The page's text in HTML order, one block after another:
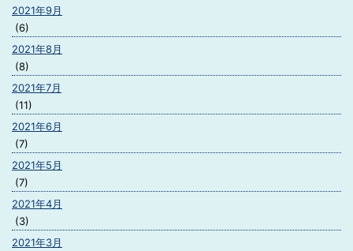
2021年9月
(6)
2021年8月
(8)
2021年7月
(11)
2021年6月
(7)
2021年5月
(7)
2021年4月
(3)
2021年3月